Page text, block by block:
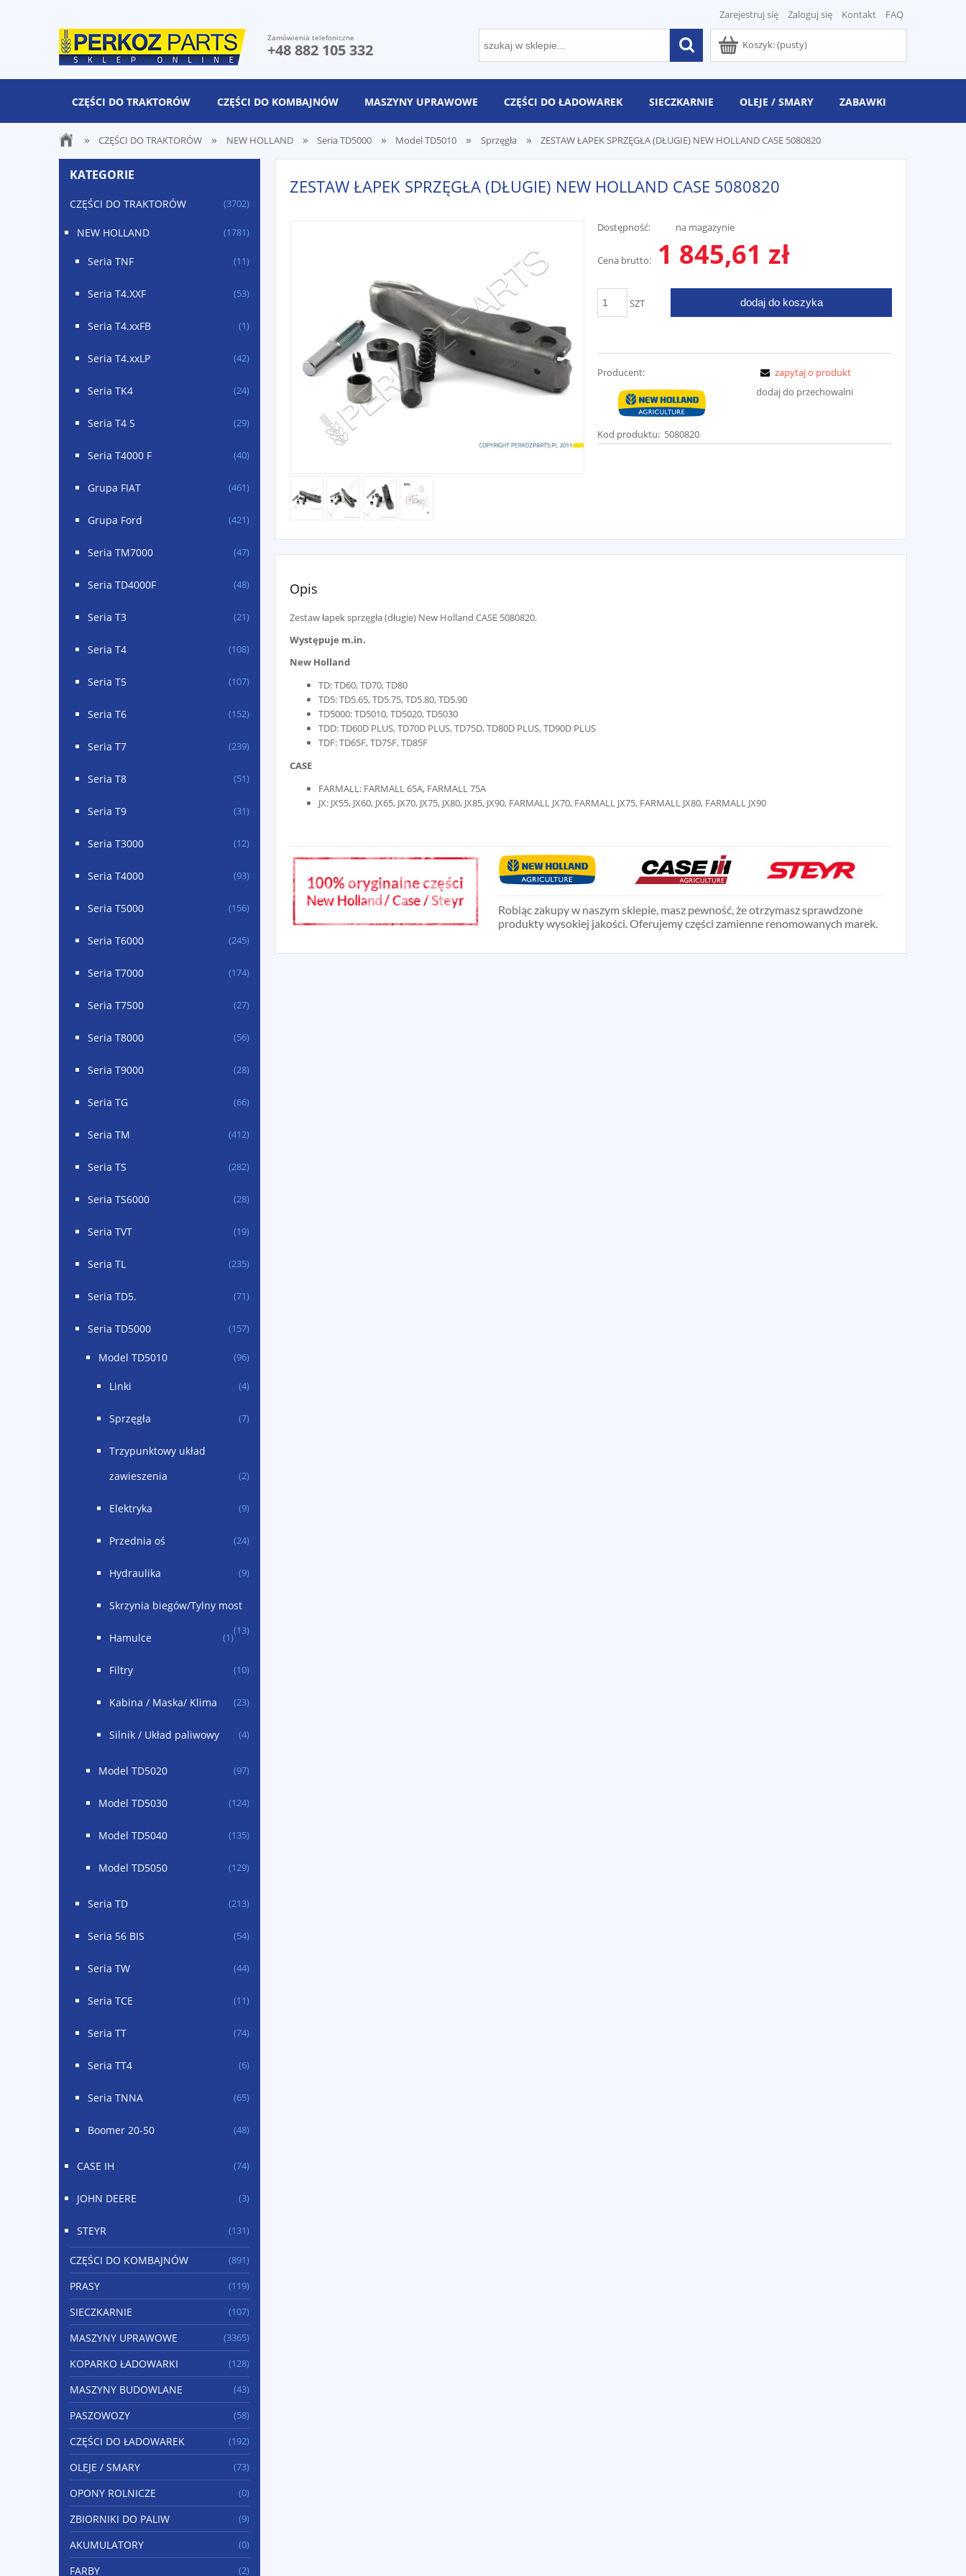
Zarejestruj się Zaloguj się Kontakt FAQ
Koszyk:(pusty)
Zamówienia telefoniczne
+48 882 105 332
CZĘŚCI DO TRAKTORÓW CZĘŚCI DO KOMBAJNÓW MASZYNY UPRAWOWE CZĘŚCI DO ŁADOWAREK SIECZKARNIE OLEJE / SMARY ZABAWKI
» CZĘŚCI DO TRAKTORÓW » NEW HOLLAND » Seria TD5000 » Model TD5010 » Sprzęgła » ZESTAW ŁAPEK SPRZĘGŁA (DŁUGIE) NEW HOLLAND CASE 5080820
KATEGORIE
CZĘŚCI DO TRAKTORÓW (3702)
NEW HOLLAND (1781)
Seria TNF (11)
Seria T4.XXF (53)
Seria T4.xxFB (1)
Seria T4.xxLP (42)
Seria TK4 (24)
Seria T4 S (29)
Seria T4000 F (40)
Grupa FIAT (461)
Grupa Ford (421)
Seria TM7000 (47)
Seria TD4000F (48)
Seria T3 (21)
Seria T4 (108)
Seria T5 (107)
Seria T6 (152)
Seria T7 (239)
Seria T8 (51)
Seria T9 (31)
Seria T3000 (12)
Seria T4000 (93)
Seria T5000 (156)
Seria T6000 (245)
Seria T7000 (174)
Seria T7500 (27)
Seria T8000 (56)
Seria T9000 (28)
Seria TG (66)
Seria TM (412)
Seria TS (282)
Seria TS6000 (28)
Seria TVT (19)
Seria TL (235)
Seria TD5. (71)
Seria TD5000 (157)
Model TD5010 (96)
Linki (4)
Sprzęgła (7)
Trzypunktowy układ
zawieszenia
(2)
Elektryka (9)
Przednia oś (24)
Hydraulika (9)
Skrzynia biegów/Tylny most
(13)
Hamulce (1)
Filtry (10)
Kabina / Maska/ Klima (23)
Silnik / Układ paliwowy (4)
Model TD5020 (97)
Model TD5030 (124)
Model TD5040 (135)
Model TD5050 (129)
Seria TD (213)
Seria 56 BIS (54)
Seria TW (44)
Seria TCE (11)
Seria TT (74)
Seria TT4 (6)
Seria TNNA (65)
Boomer 20-50 (48)
CASE IH (74)
JOHN DEERE (3)
STEYR (131)
CZĘŚCI DO KOMBAJNÓW (891)
PRASY (119)
SIECZKARNIE (107)
MASZYNY UPRAWOWE (3365)
KOPARKO ŁADOWARKI (128)
MASZYNY BUDOWLANE (43)
PASZOWOZY (58)
CZĘŚCI DO ŁADOWAREK (192)
OLEJE / SMARY (73)
OPONY ROLNICZE (0)
ZBIORNIKI DO PALIW (9)
AKUMULATORY (0)
FARBY (2)
ZESTAW ŁAPEK SPRZĘGŁA (DŁUGIE) NEW HOLLAND CASE 5080820
Dostępność: na magazynie
Cena brutto: 1 845,61 zł
SZT dodaj do koszyka
Producent:
Kod produktu: 5080820
zapytaj o produkt
dodaj do przechowalni
Opis
Zestaw łapek sprzęgła (długie) New Holland CASE 5080820.
Występuje m.in.
New Holland
TD: TD60, TD70, TD80
TD5: TD5.65, TD5.75, TD5.80, TD5.90
TD5000: TD5010, TD5020, TD5030
TDD: TD60D PLUS, TD70D PLUS, TD75D, TD80D PLUS, TD90D PLUS
TDF: TD65F, TD75F, TD85F
CASE
FARMALL: FARMALL 65A, FARMALL 75A
JX: JX55, JX60, JX65, JX70, JX75, JX80, JX85, JX90, FARMALL JX70, FARMALL JX75, FARMALL JX80, FARMALL JX90